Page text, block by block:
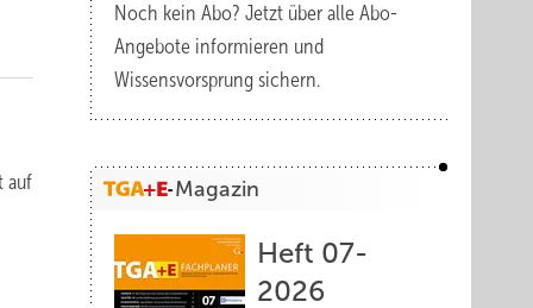
auf
Noch kein Abo? Jetzt über alle Abo-
Angebote informieren und
Wissensvorsprung sichern.
Magazin
Heft 07-
2026